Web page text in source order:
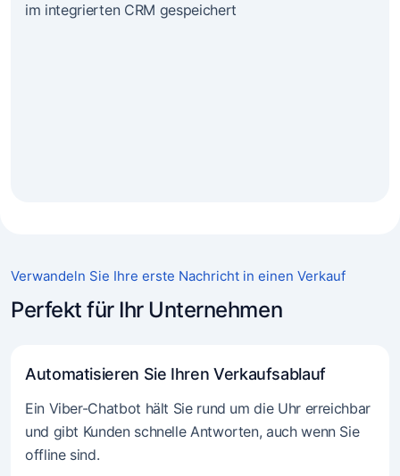
im integrierten CRM gespeichert
Verwandeln Sie Ihre erste Nachricht in einen Verkauf
Perfekt für Ihr Unternehmen
Automatisieren Sie Ihren Verkaufsablauf
Ein Viber-Chatbot hält Sie rund um die Uhr erreichbar
und gibt Kunden schnelle Antworten, auch wenn Sie
offline sind.